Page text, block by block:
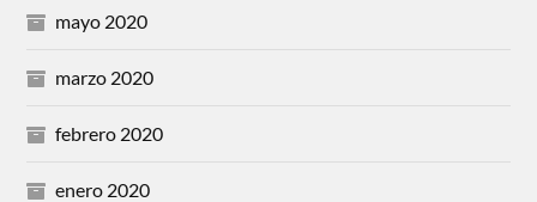
mayo 2020
marzo 2020
febrero 2020
enero 2020